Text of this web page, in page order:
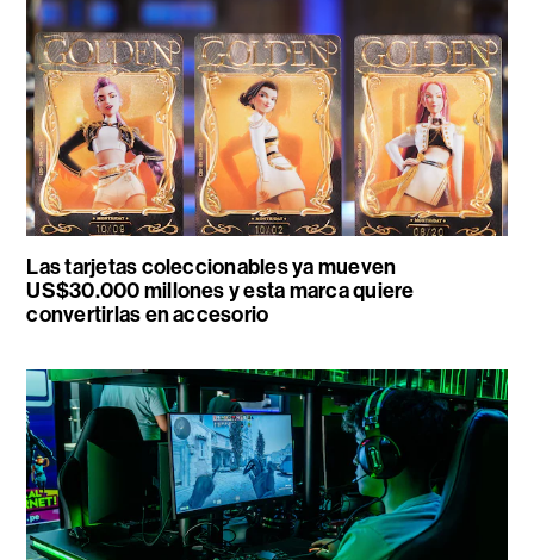
Las tarjetas coleccionables ya mueven
US$30.000 millones y esta marca quiere
convertirlas en accesorio